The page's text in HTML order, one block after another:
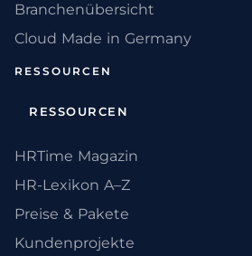
Branchenübersicht
Cloud Made in Germany
RESSOURCEN
RESSOURCEN
HRTime Magazin
HR-Lexikon A–Z
Preise & Pakete
Kundenprojekte